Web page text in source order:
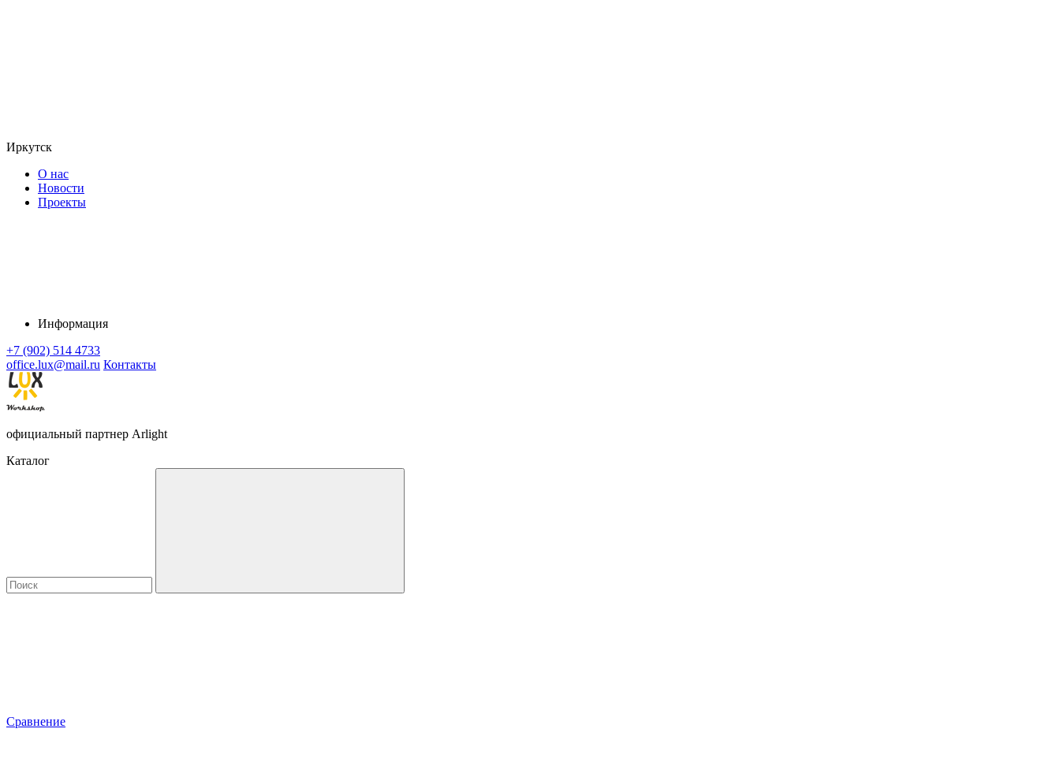
Иркутск
О нас
Новости
Проекты
Информация
+7 (902) 514 4733
office.lux@mail.ru Контакты
официальный партнер Arlight
Каталог
Сравнение